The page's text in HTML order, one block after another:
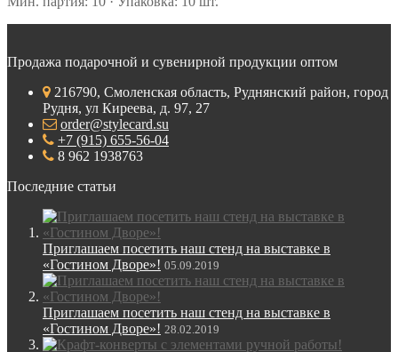
Продажа подарочной и сувенирной продукции оптом
216790, Смоленская область, Руднянский район, город
Рудня, ул Киреева, д. 97, 27
order@stylecard.su
+7 (915) 655-56-04
8 962 1938763
Последние статьи
Приглашаем посетить наш стенд на выставке в
«Гостином Дворе»! 05.09.2019
Приглашаем посетить наш стенд на выставке в
«Гостином Дворе»! 28.02.2019